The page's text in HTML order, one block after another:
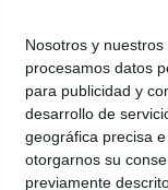
Nosotros y nuestros
procesamos datos
para publicidad y
desarrollo de
geográfica precisa
otorgarnos su
previamente